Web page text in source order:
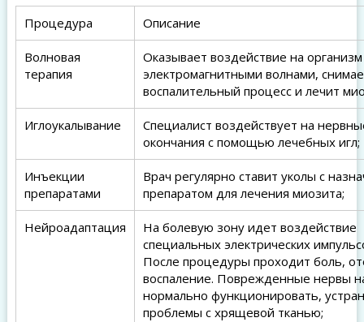
Процедура Описание
Волновая
терапия
Оказывает воздействие на организм
электромагнитными волнами,
воспалительный процесс и лечит
Иглоукалывание
Специалист воздействует на
окончания с помощью лечебных игл;
Инъекции
препаратами
Врач регулярно ставит уколы с
препаратом для лечения миозита;
Нейроадаптация
На болевую зону идет воздействие
специальных электрических
После процедуры проходит боль,
воспаление. Поврежденные нервы
нормально функционировать,
проблемы с хрящевой тканью;